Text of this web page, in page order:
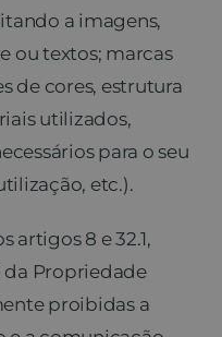
a imagens,
ou textos; marcas
de cores, estrutura
utilizados,
para o seu
etc.).
artigos 8 e 32.1,
da Propriedade
proibidas a